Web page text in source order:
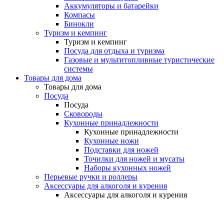
Аккумуляторы и батарейки
Компасы
Бинокли
Туризм и кемпинг
Туризм и кемпинг
Посуда для отдыха и туризма
Газовые и мультитопливные туристические
системы
Товары для дома
Товары для дома
Посуда
Посуда
Сковороды
Кухонные принадлежности
Кухонные принадлежности
Кухонные ножи
Подставки для ножей
Точилки для ножей и мусаты
Наборы кухонных ножей
Перьевые ручки и роллеры
Аксессуары для алкоголя и курения
Аксессуары для алкоголя и курения